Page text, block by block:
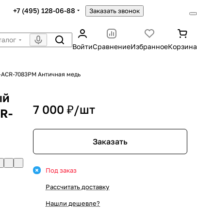
+7 (495) 128-06-88 Заказать звонок
ВойтиСравнениеИзбранноеКорзина
7083PM Античная медь
7 000 ₽/шт
Заказать
Под заказ
Рассчитать доставку
Нашли дешевле?